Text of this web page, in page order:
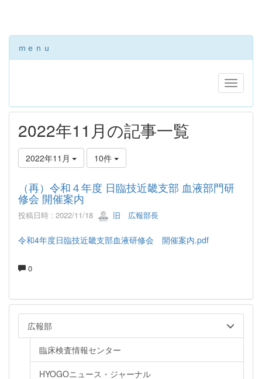
ｍｅｎｕ
2022年11月の記事一覧
2022年11月 10件
（再）令和４年度 日臨技近畿支部 血液部門研
修会 開催案内
投稿日時 : 2022/11/18 旧 広報部長
令和4年度日臨技近畿支部血液研修会 開催案内.pdf
0
広報部
臨床検査情報センター
HYOGOニュース・ジャーナル